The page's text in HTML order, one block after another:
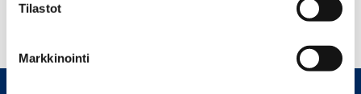
Tilastot
Markkinointi